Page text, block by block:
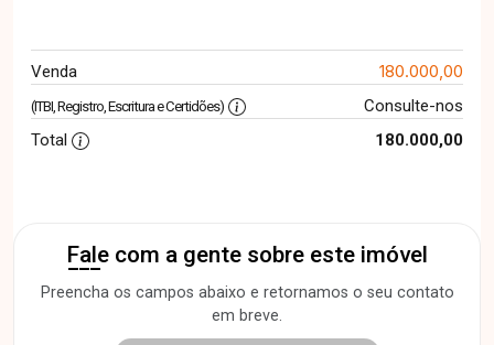
Venda 180.000,00
(ITBI, Registro, Escritura e Certidões)
Consulte-nos
Total
180.000,00
Fale com a gente sobre este imóvel
Preencha os campos abaixo e retornamos o seu contato
em breve.